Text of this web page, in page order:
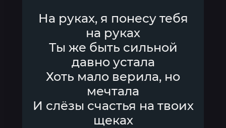
На руках, я понесу тебя
на руках
Ты же быть сильной
давно устала
Хоть мало верила, но
мечтала
И слёзы счастья на твоих
щеках